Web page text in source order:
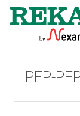
PEP-